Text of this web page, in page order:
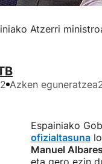
Atzerri
Azken eguneratzea
Espainiako
ofizialtasuna
Manuel
eta gero ezin